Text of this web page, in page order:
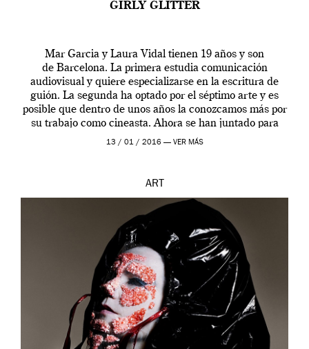
GIRLY GLITTER
Mar Garcia y Laura Vidal tienen 19 años y son
de Barcelona. La primera estudia comunicación
audiovisual y quiere especializarse en la escritura de
guión. La segunda ha optado por el séptimo arte y es
posible que dentro de unos años la conozcamos más por
su trabajo como cineasta. Ahora se han juntado para
contarnos una […]
13 / 01 / 2016 — VER MÁS
ART